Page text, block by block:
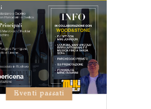
Eventi passati